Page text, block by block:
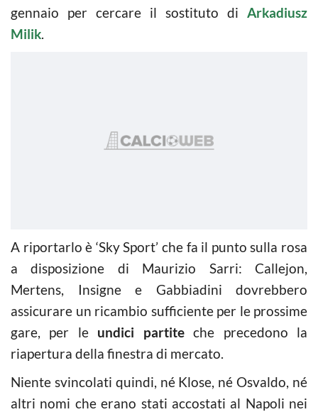
gennaio per cercare il sostituto di Arkadiusz
Milik.
A riportarlo è ‘Sky Sport’ che fa il punto sulla rosa
a disposizione di Maurizio Sarri: Callejon,
Mertens, Insigne e Gabbiadini dovrebbero
assicurare un ricambio sufficiente per le prossime
gare, per le undici partiteche precedono la
riapertura della finestra di mercato.
Niente svincolati quindi, né Klose, né Osvaldo, né
altri nomi che erano stati accostati al Napoli nei